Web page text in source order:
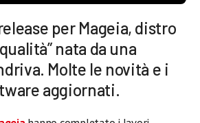
per Mageia, distro
nata da una
Molte le novità e i
aggiornati.